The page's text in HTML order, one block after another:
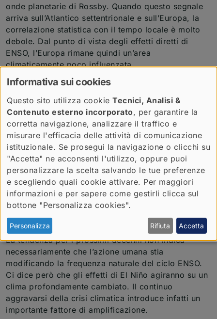
onde planetarie di Rossby. Quando questo segnale
arriva sull’Atlantico settentrionale e sull’Europa, la
correlazione statistica con il tempo locale è molto
debole. Dal punto di vista degli effetti diretti di
ENSO, l’Europa rimane quindi un’area
climaticamente poco influenzata.
Anche in uno scenario di riscaldamento globale, gli
effetti sull’Italia non si manifestano attraverso un
rapporto diretto di causa ed effetto. Si può
osservare piuttosto una generale estremizzazione
della variabilità meteorologica, ma gli eventi che
interessano il nostro territorio continuano a
dipendere soprattutto da dinamiche regionali molto
più vicine.
Qual è la tendenza per i prossimi decenni,
considerando anche il continuo aggravarsi
della crisi climatica?
La tendenza per i prossimi decenni non indica
necessariamente che l’azione umana stia
modificando la frequenza naturale del ciclo ENSO.
Ci dice però che gli effetti di El Niño agiranno su un
clima profondamente cambiato. Il continuo
aggravarsi della crisi climatica introduce infatti un
importante fattore di amplificazione.
Informativa sui cookies
Questo sito utilizza cookie Tecnici, Analisi &
Contenuto esterno incorporato, per garantire la
corretta navigazione, analizzare il traffico e
misurare l'efficacia delle attività di comunicazione
istituzionale. Se prosegui la navigazione o clicchi su
"Accetta" ne acconsenti l'utilizzo, oppure puoi
personalizzare la scelta salvando le tue preferenze
e scegliendo quali cookie attivare. Per maggiori
informazioni e per sapere come gestirli clicca sul
bottone "Personalizza cookies".
Personalizza Rifiuta Accetta